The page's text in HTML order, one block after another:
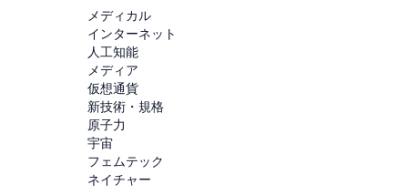
メディカル
インターネット
人工知能
メディア
仮想通貨
新技術・規格
原子力
宇宙
フェムテック
ネイチャー